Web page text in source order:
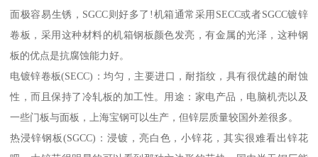
面极容易生锈，SGCC则好多了!机箱通常采用SECC或者SGCC镀锌
卷板，采用这种材料的机箱钢板颜色发亮，有金属的光泽，这种钢
板的优点是抗腐蚀能力好。
电镀锌卷板(SECC)：均匀，主要进口，耐指纹，具有很优越的耐蚀
性，而且保持了冷轧板的加工性。用途：家电产品，电脑机壳以及
一些门板与面板，上海宝钢可以生产，但锌层质量较国外差很多。
热浸锌钢板(SGCC)：浸镀，亮白色，小锌花，其实很难看出锌花